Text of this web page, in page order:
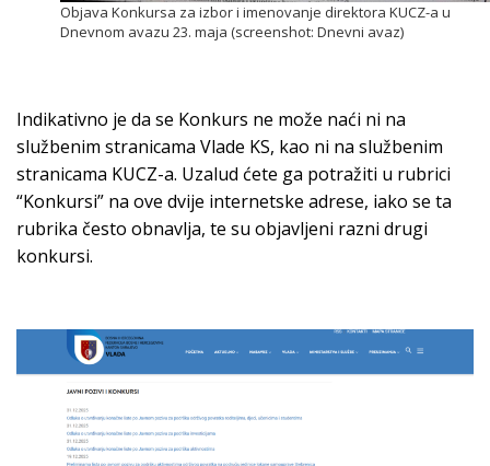
Objava Konkursa za izbor i imenovanje direktora KUCZ-a u
Dnevnom avazu 23. maja (screenshot: Dnevni avaz)
Indikativno je da se Konkurs ne može naći ni na
službenim stranicama Vlade KS, kao ni na službenim
stranicama KUCZ-a. Uzalud ćete ga potražiti u rubrici
“Konkursi” na ove dvije internetske adrese, iako se ta
rubrika često obnavlja, te su objavljeni razni drugi
konkursi.